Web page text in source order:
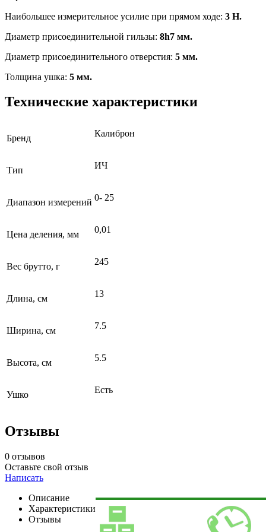
Наибольшее измерительное усилие при прямом ходе: 3 Н.
Диаметр присоединительной гильзы: 8h7 мм.
Диаметр присоединительного отверстия: 5 мм.
Толщина ушка: 5 мм.
Технические характеристики
Бренд Калиброн
Тип ИЧ
Диапазон измерений 0- 25
Цена деления, мм 0,01
Вес брутто, г 245
Длина, см 13
Ширина, см 7.5
Высота, см 5.5
Ушко Есть
Отзывы
0 отзывов
Оставьте свой отзыв
Написать
Описание
Характеристики
Отзывы